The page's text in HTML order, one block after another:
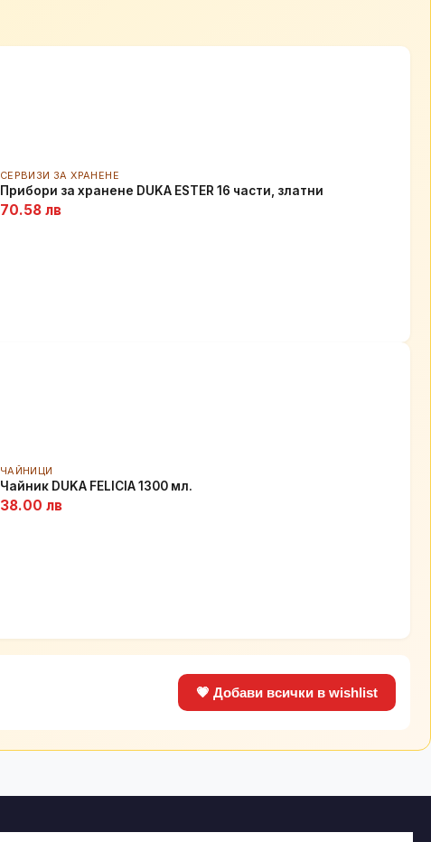
СЕРВИЗИ ЗА ХРАНЕНЕ
Прибори за хранене DUKA ESTER 16 части, златни
70.58 лв
ЧАЙНИЦИ
Чайник DUKA FELICIA 1300 мл.
38.00 лв
💗 Добави всички в wishlist